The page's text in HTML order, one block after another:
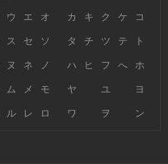
ウ エ オ カ キ ク ケ コ
ス セ ソ タ チ ツ テ ト
ヌ ネ ノ ハ ヒ フ へ ホ
ム メ モ ヤ ユ ヨ
ル レ ロ ワ ヲ ン